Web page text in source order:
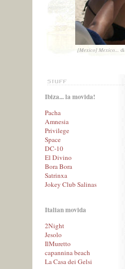
[Mexico] Mexico... di
Ibiza... la movida!
Pacha
Amnesia
Privilege
Space
DC-10
El Divino
Bora Bora
Satrinxa
Jokey Club Salinas
Italian movida
2Night
Jesolo
IlMuretto
capannina beach
La Casa dei Gelsi